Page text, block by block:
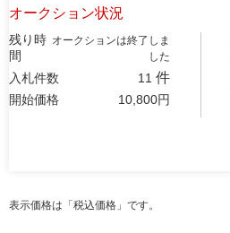
オークション状況
残り時
間
オークションは終了しま
した
入札件数 11 件
開始価格 10,800円
表示価格は「税込価格」です。